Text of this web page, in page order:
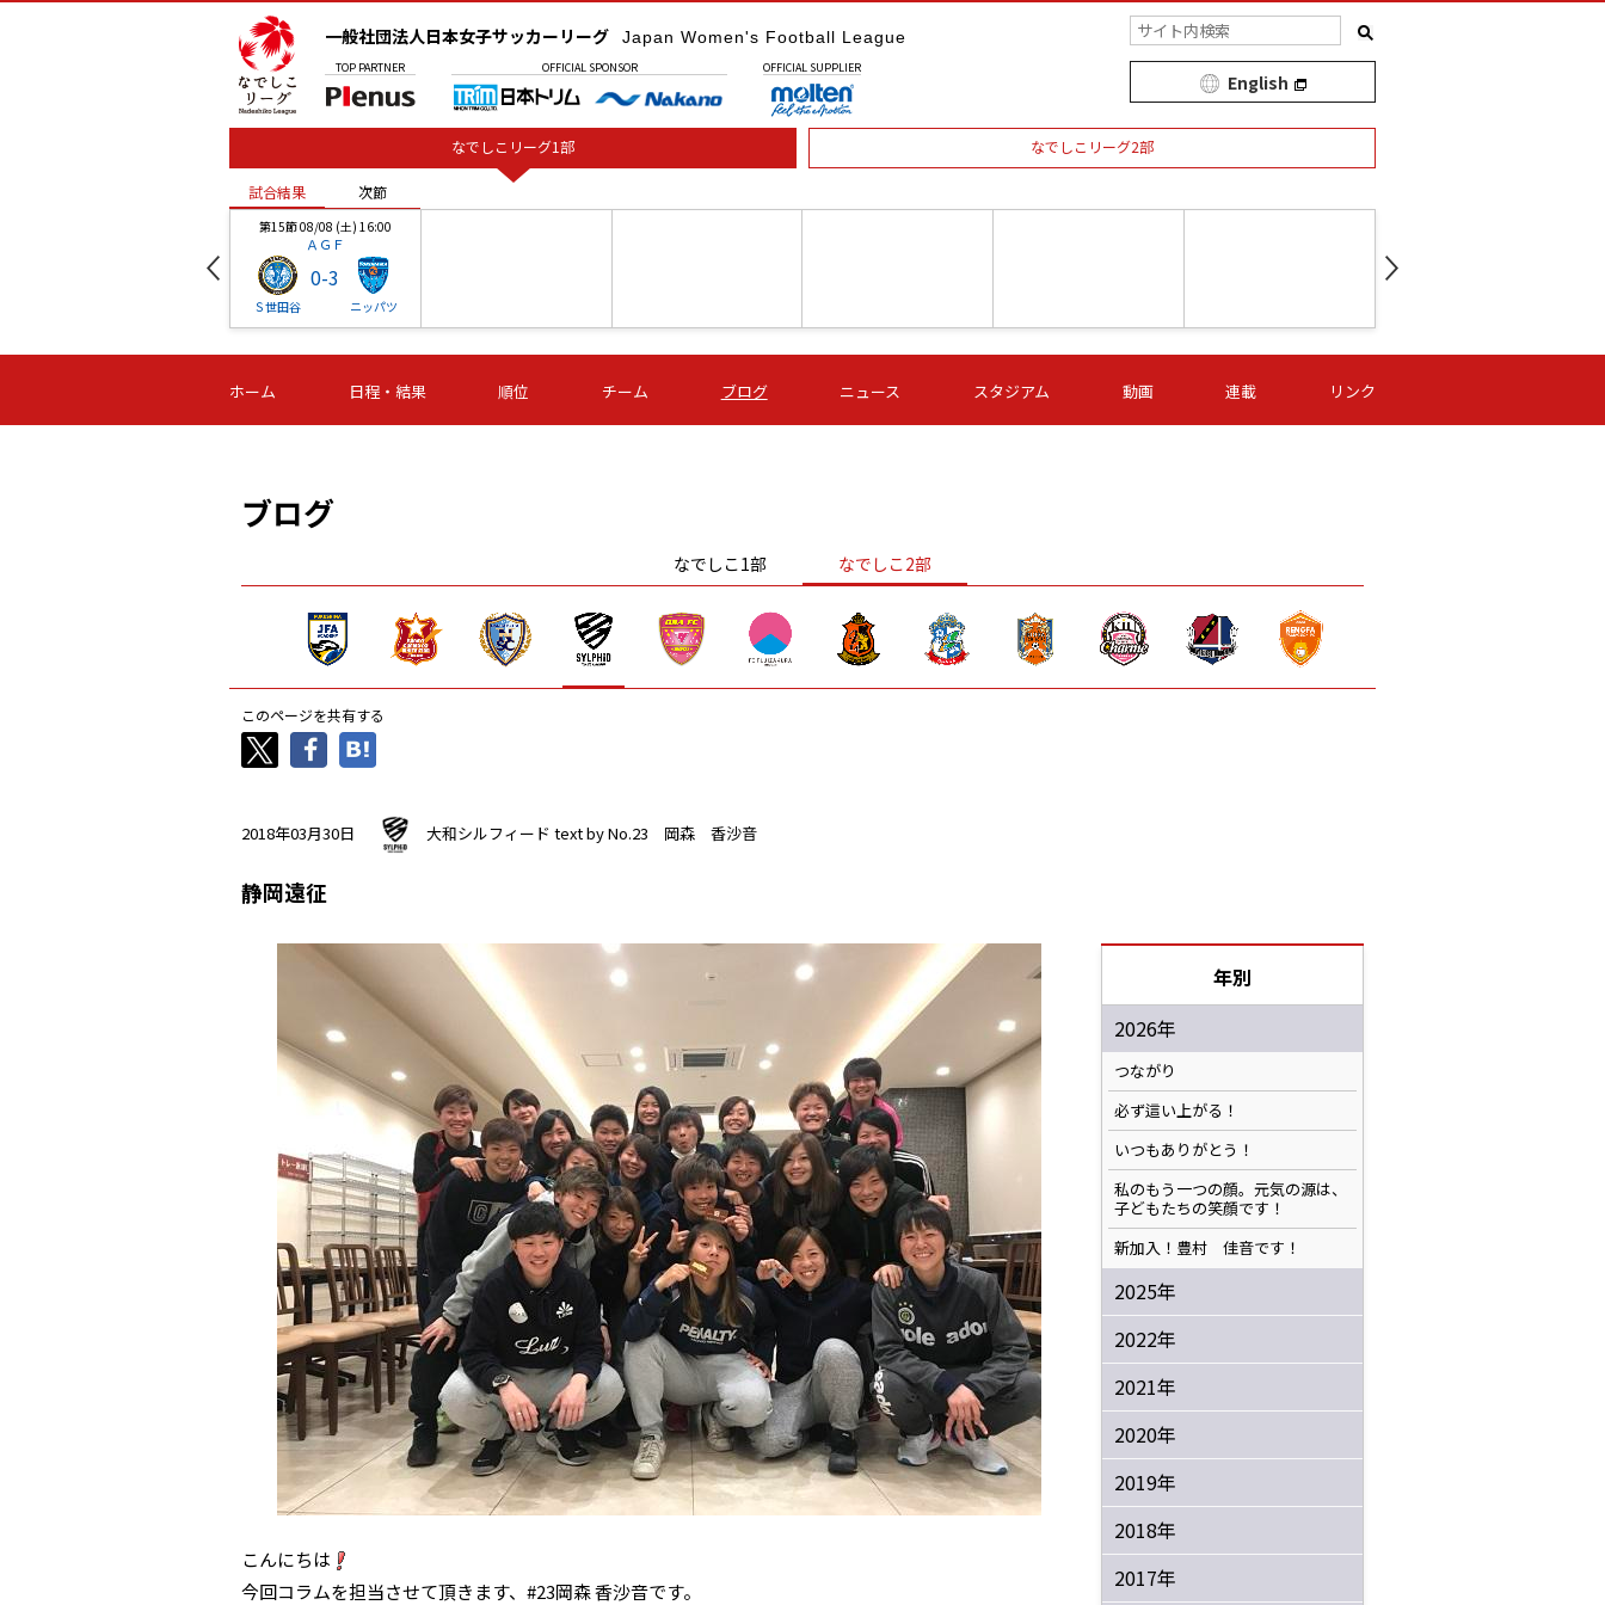
一般社団法人日本女子サッカーリーグ Japan Women's Football League
TOP PARTNER OFFICIAL SPONSOR OFFICIAL SUPPLIER
English
なでしこリーグ1部 なでしこリーグ2部
試合結果 次節
第15節 08/08 (土) 16:00
ＡＧＦ
Ｓ世田谷
0-3
ニッパツ
-
第16節 09/05 (土) 15:00
ニッパツ
-
第16節 09/05 (土) 15:00
石人の星
-
第16節 09/05 (土) 16:00
ＡＧＦ
-
いちご
-
第16節 09/06 (日) 15:00
-
第16節 09/06 (日) 15:00
- -
試合結果 次節
ホーム 日程・結果 順位 チーム ブログ ニュース スタジアム 動画 連載 リンク
ブログ
なでしこ1部 なでしこ2部
このページを共有する
2018年03月30日 大和シルフィード text by No.23 岡森 香沙音
静岡遠征
こんにちは
今回コラムを担当させて頂きます、#23岡森 香沙音です。
年別
2026年
つながり
必ず這い上がる！
いつもありがとう！
私のもう一つの顔。元気の源は、
子どもたちの笑顔です！
新加入！豊村 佳音です！
2025年
2022年
2021年
2020年
2019年
2018年
2017年